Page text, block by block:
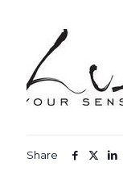
teinte
gris
"beluga"
-
Luz
Share